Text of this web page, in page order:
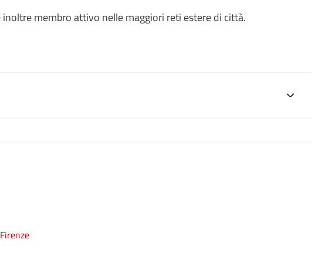
inoltre membro attivo nelle maggiori reti estere di città.